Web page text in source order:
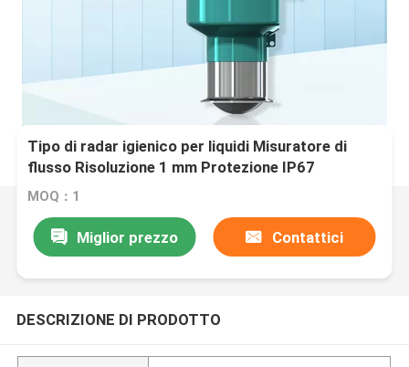
Tipo di radar igienico per liquidi Misuratore di
flusso Risoluzione 1 mm Protezione IP67
MOQ：1
Miglior prezzo Contattici
DESCRIZIONE DI PRODOTTO